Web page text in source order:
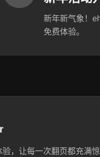
新年新气象！
免费体验。
验，让每一次翻页都充满